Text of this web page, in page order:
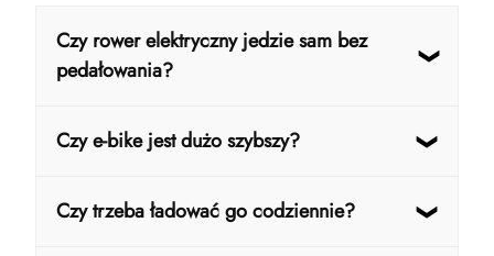
Czy rower elektryczny jedzie sam bez
pedałowania?
Nie. Wspomaga pedałowanie – czyli nadal
pedałujesz, ale z dużo mniejszym wysiłkiem.
Czy e-bike jest dużo szybszy?
Niekoniecznie. Różnica polega głównie na
tym, że łatwiej utrzymać stałe tempo bez
Czy trzeba ładować go codziennie?